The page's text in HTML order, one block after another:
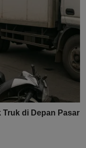
di Depan Pasar